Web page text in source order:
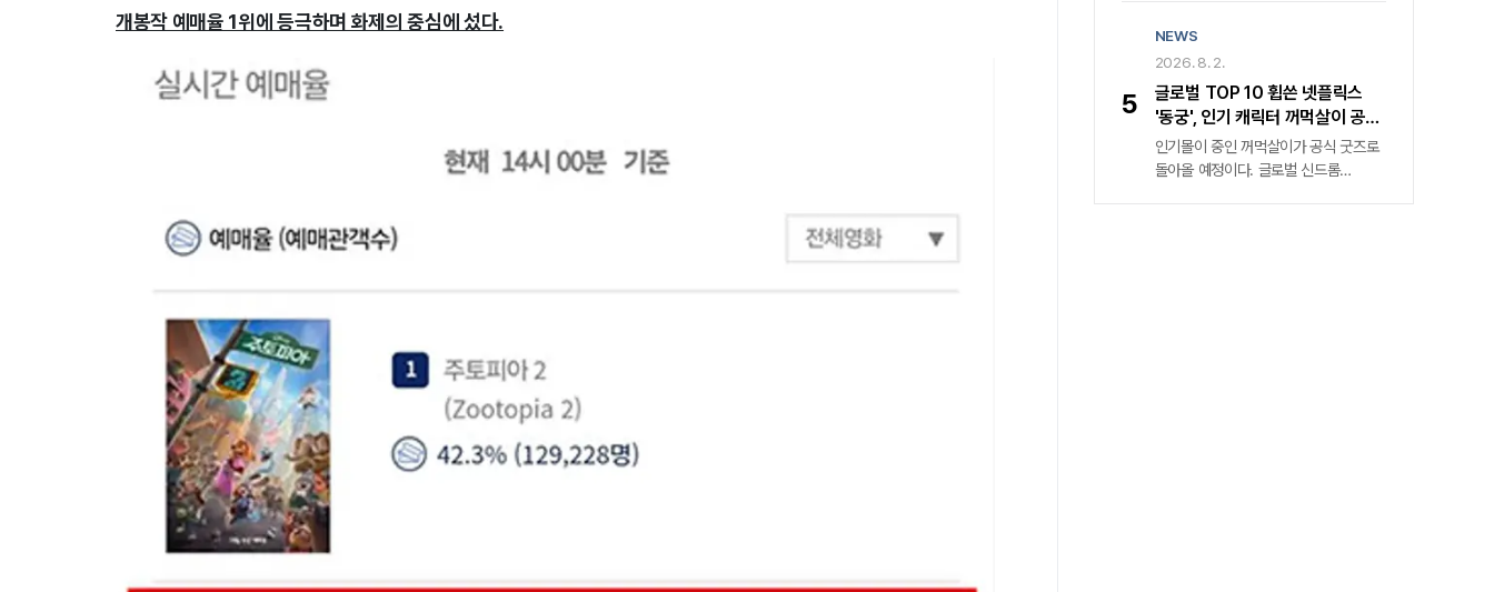
개봉작 예매율 1위에 등극하며 화제의 중심에 섰다.
경쟁부문과 비경쟁부문에 초청됐을
뿐만 아니라, 흥행 역시 각각 429만
명과 687만 명을 동원했다. 그래서
당시 전 직장에서 두 감독을 모시고
대담을 진행한 적 있다. 나홍진 감독이
〈곡성〉을 준비하며 박찬욱 감독에게
완성된 시나리오에 대한 조언을
5
NEWS
2026. 8. 2.
글로벌 TOP 10 휩쓴 넷플릭스
'동궁', 인기 캐릭터 꺼먹살이 공식
굿즈 전격 발매
인기몰이 중인 꺼먹살이가 공식 굿즈로
돌아올 예정이다. 글로벌 신드롬